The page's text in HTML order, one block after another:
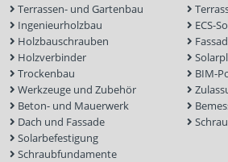
Terrassen- und Gartenbau
Ingenieurholzbau
Holzbauschrauben
Holzverbinder
Trockenbau
Werkzeuge und Zubehör
Beton- und Mauerwerk
Dach und Fassade
Solarbefestigung
Schraubfundamente
ECS-
BIM-